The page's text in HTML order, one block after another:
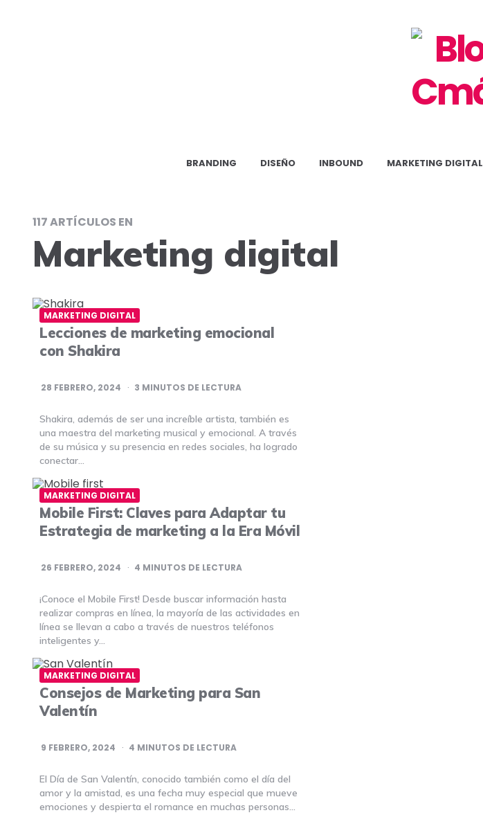
CmásD
BRANDING DISEÑO INBOUND MARKETING DIGITAL
117 ARTÍCULOS EN
Marketing digital
MARKETING DIGITAL
Lecciones de marketing emocional
con Shakira
28 FEBRERO, 2024 3 MINUTOS DE LECTURA
Shakira, además de ser una increíble artista, también es
una maestra del marketing musical y emocional. A través
de su música y su presencia en redes sociales, ha logrado
conectar…
MARKETING DIGITAL
Mobile First: Claves para Adaptar tu
Estrategia de marketing a la Era Móvil
26 FEBRERO, 2024 4 MINUTOS DE LECTURA
¡Conoce el Mobile First! Desde buscar información hasta
realizar compras en línea, la mayoría de las actividades en
línea se llevan a cabo a través de nuestros teléfonos
inteligentes y…
MARKETING DIGITAL
Consejos de Marketing para San
Valentín
9 FEBRERO, 2024 4 MINUTOS DE LECTURA
El Día de San Valentín, conocido también como el día del
amor y la amistad, es una fecha muy especial que mueve
emociones y despierta el romance en muchas personas…